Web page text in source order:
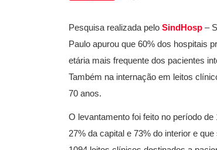
Pesquisa realizada pelo SindHosp –
Paulo apurou que 60% dos hospitais
etária mais frequente dos pacientes
Também na internação em leitos
70 anos.
O levantamento foi feito no período
27% da capital e 73% do interior e